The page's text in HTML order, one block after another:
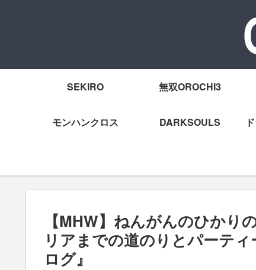
SEKIRO 無双OROCHI3
モンハンクロス DARKSOULS
【MHW】ねんがんのひかり
リアまでの道のりとパーテ
ログ』